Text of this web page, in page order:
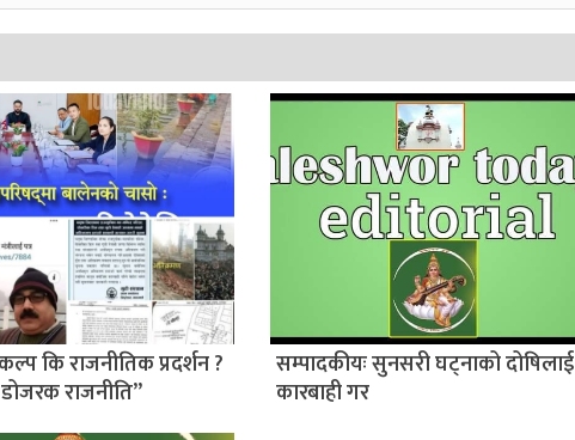
कि राजनीतिक प्रदर्शन ?
राजनीति”
सम्पादकीयः सुनसरी घट्नाको दोषिलाई
कारबाही गर